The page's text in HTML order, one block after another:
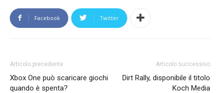
Facebook Twitter
Articolo precedente
Xbox One può scaricare giochi
quando è spenta?
Articolo successivo
Dirt Rally, disponibile il titolo
Koch Media